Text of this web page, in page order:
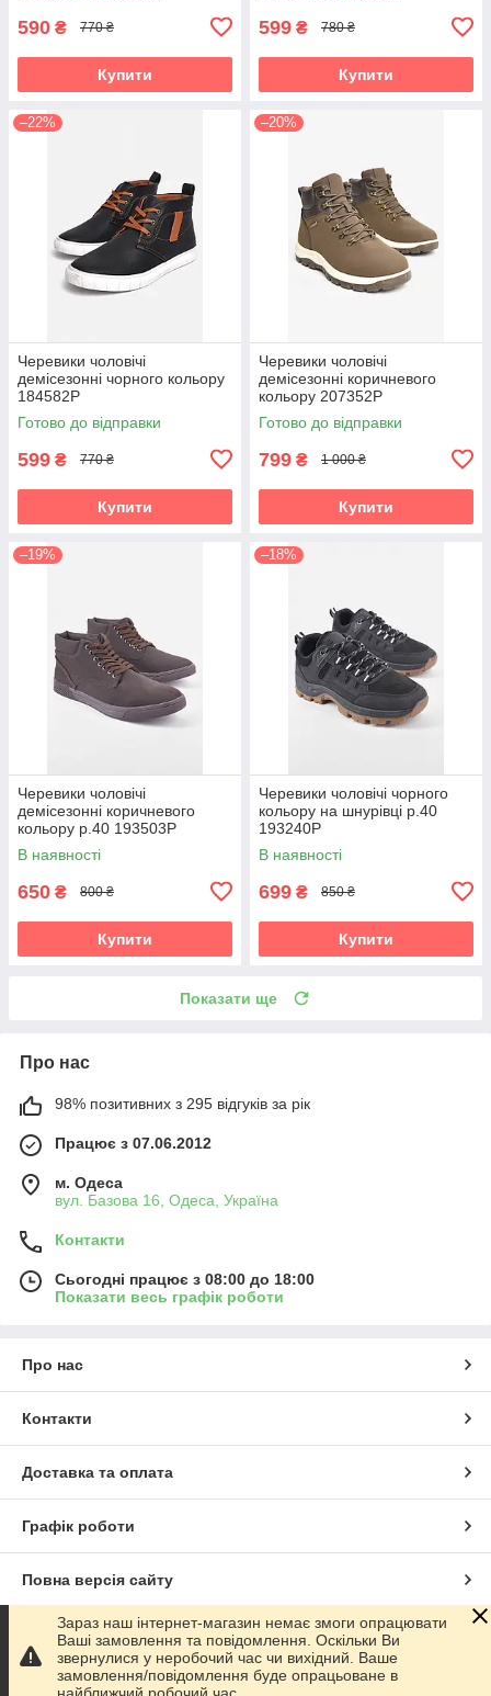
590 ₴ 770 ₴
Купити
599 ₴ 780 ₴
Купити
–22%
Черевики чоловічі
демісезонні чорного кольору
184582P
Готово до відправки
599 ₴ 770 ₴
Купити
–20%
Черевики чоловічі
демісезонні коричневого
кольору 207352P
Готово до відправки
799 ₴ 1 000 ₴
Купити
–19%
Черевики чоловічі
демісезонні коричневого
кольору р.40 193503P
В наявності
650 ₴ 800 ₴
Купити
–18%
Черевики чоловічі чорного
кольору на шнурівці р.40
193240P
В наявності
699 ₴ 850 ₴
Купити
Показати ще
Про нас
98% позитивних з 295 відгуків за рік
Працює з 07.06.2012
м. Одеса
вул. Базова 16, Одеса, Україна
Контакти
Сьогодні працює з 08:00 до 18:00
Показати весь графік роботи
Про нас
Контакти
Доставка та оплата
Графік роботи
Повна версія сайту
Сайт створено на маркетплейсіProm.ua
Політика конфіденційності
Зараз наш інтернет-магазин немає змоги опрацювати
Ваші замовлення та повідомлення. Оскільки Ви
звернулися у неробочий час чи вихідний. Ваше
замовлення/повідомлення буде опрацьоване в